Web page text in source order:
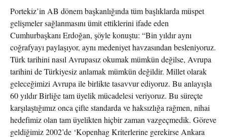
Portekiz’in AB dönem başkanlığında tüm başlıklarda müspet
gelişmeler sağlanmasını ümit ettiklerini ifade eden
Cumhurbaşkanı Erdoğan, şöyle konuştu: “Bin yıldır aynı
coğrafyayı paylaşıyor, aynı medeniyet havzasından besleniyoruz.
Türk tarihini nasıl Avrupasız okumak mümkün değilse, Avrupa
tarihini de Türkiyesiz anlamak mümkün değildir. Millet olarak
geleceğimizi Avrupa ile birlikte tasavvur ediyoruz. Bu anlayışla
60 yıldır Birliğe tam üyelik mücadelesi veriyoruz. Bu süreçte
karşılaştığımız onca çifte standarda ve haksızlığa rağmen, nihai
hedefimiz olan tam üyelikten hiçbir zaman vazgeçmedik. Göreve
geldiğimiz 2002’de ‘Kopenhag Kriterlerine gerekirse Ankara